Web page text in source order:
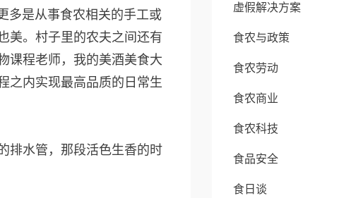
多是从事食农相关的手工或
美。村子里的农夫之间还有
课程老师，我的美酒美食大
之内实现最高品质的日常生
排水管，那段活色生香的时
虚假解决方案
食农与政策
食农劳动
食农商业
食农科技
食品安全
食日谈